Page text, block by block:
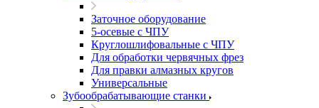
Заточное оборудование
5-осевые с ЧПУ
Круглошлифовальные с ЧПУ
Для обработки червячных фрез
Для правки алмазных кругов
Универсальные
Зубообрабатывающие станки